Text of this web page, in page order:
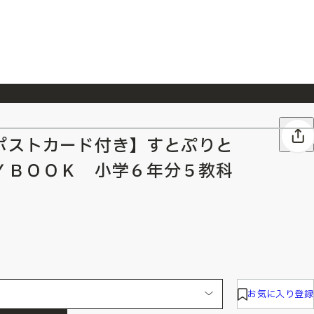
7/23 『ONE PIECE magazine 021 ONE PIECEカード付き同梱版』発売延期のご案内
ストカード付き】すとぷりと
ＢＯＯＫ 小学６年分５教科
お気に入り登録